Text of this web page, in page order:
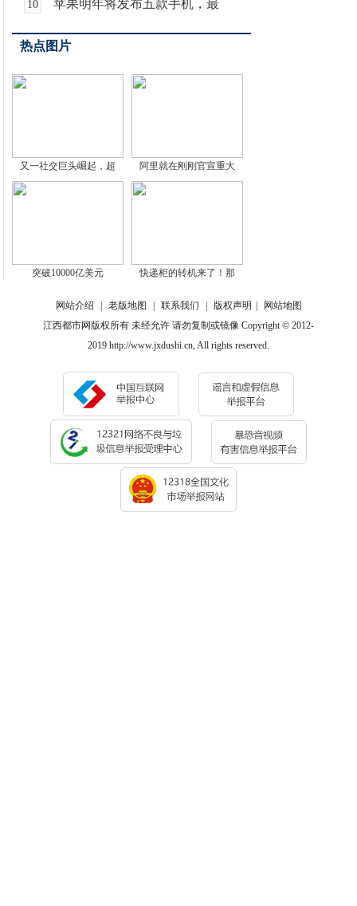
10 苹果明年将发布五款手机，最
热点图片
又一社交巨头崛起，超 阿里就在刚刚官宣重大
突破10000亿美元 快递柜的转机来了！那
网站介绍 老版地图 联系我们 版权声明
网站地图
江西都市网版权所有 未经允许 请勿复制或镜像 Copyright © 2012-
2019 http://www.jxdushi.cn, All rights reserved.